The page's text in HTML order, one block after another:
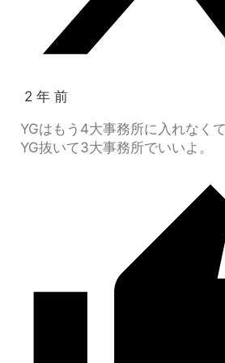
2 年 前
YGはもう4大事務所に入れなく
YG抜いて3大事務所でいいよ。